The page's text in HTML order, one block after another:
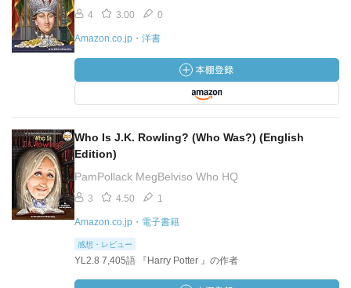
4 3.00 0
Amazon.co.jp・洋書
Who Is J.K. Rowling? (Who Was?) (English
Edition)
PamPollack MegBelviso Who HQ
3 4.50 1
Amazon.co.jp・電子書籍
感想・レビュー
YL2.8 7,405語 『Harry Potter 』の作者